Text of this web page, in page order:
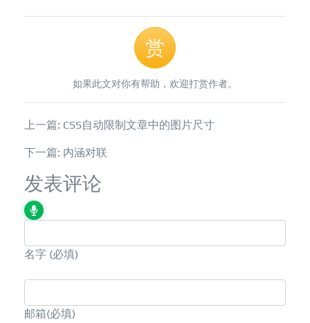
赏
如果此文对你有帮助，欢迎打赏作者。
上一篇: CSS自动限制文章中的图片尺寸
下一篇: 内涵对联
发表评论
名字 (必填)
邮箱(必填)